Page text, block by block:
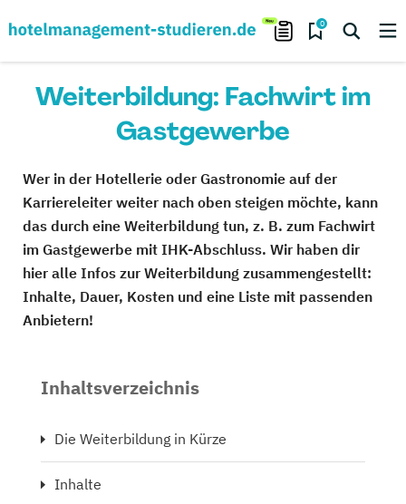
0
Weiterbildung: Fachwirt im
Gastgewerbe
Wer in der Hotellerie oder Gastronomie auf der
Karriereleiter weiter nach oben steigen möchte, kann
das durch eine Weiterbildung tun, z. B. zum Fachwirt
im Gastgewerbe mit IHK-Abschluss. Wir haben dir
hier alle Infos zur Weiterbildung zusammengestellt:
Inhalte, Dauer, Kosten und eine Liste mit passenden
Anbietern!
Inhaltsverzeichnis
Die Weiterbildung in Kürze
Inhalte